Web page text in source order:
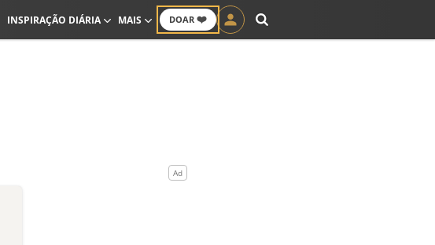
DOAR ❤️
INSPIRAÇÃO DIÁRIA MAIS